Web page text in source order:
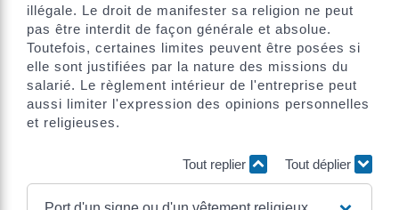
illégale. Le droit de manifester sa religion ne peut
pas être interdit de façon générale et absolue.
Toutefois, certaines limites peuvent être posées si
elle sont justifiées par la nature des missions du
salarié. Le règlement intérieur de l'entreprise peut
aussi limiter l'expression des opinions personnelles
et religieuses.
Tout replier Tout déplier